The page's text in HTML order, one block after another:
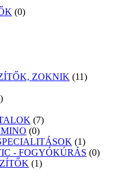
(0)
ZOKNIK (11)
(7)
(0)
(1)
- FOGYÓKÚRÁS (0)
(1)